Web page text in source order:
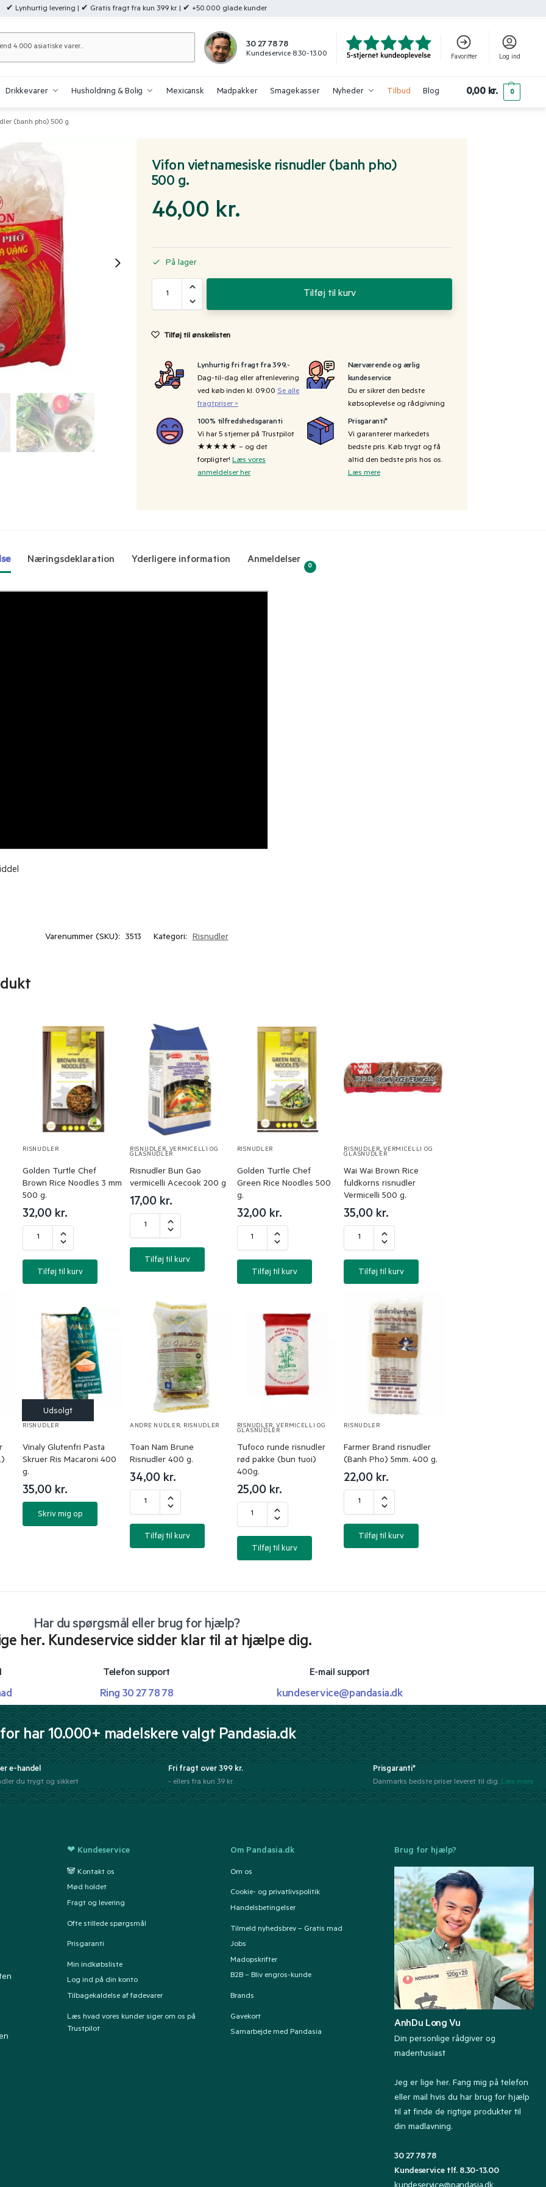
✔ Lynhurtig levering | ✔ Gratis fragt fra kun 399 kr. | ✔ +50.000 glade kunder
30 27 78 78
Kundeservice 8.30-13.00 Favoritter Log ind
Drikkevarer Husholdning & Bolig Mexicansk Madpakker Smagekasser Nyheder Tilbud Blog 0,00 kr. 0
(banh pho) 500 g.
Vifon vietnamesiske risnudler (banh pho)
500 g.
46,00 kr.
På lager
Tilføj til kurv
Tilføj til ønskelisten
Lynhurtig fri fragt fra 399,-
Dag-til-dag eller aftenlevering
ved køb inden kl. 09:00 Se alle
fragtpriser >
Nærværende og ærlig
kundeservice
Du er sikret den bedste
købsoplevelse og rådgivning
100% tilfredshedsgaranti
Vi har 5 stjerner på Trustpilot
★★★★★ – og det
forpligter! Læs vores
anmeldelser her
Prisgaranti*
Vi garanterer markedets
bedste pris. Køb trygt og få
altid den bedste pris hos os.
Læs mere
Næringsdeklaration Yderligere information Anmeldelser
0
Varenummer (SKU): 3513 Kategori: Risnudler
RISNUDLER
Golden Turtle Chef
Brown Rice Noodles 3 mm
500 g.
32,00 kr.
Tilføj til kurv
RISNUDLER, VERMICELLI OG
GLASNUDLER
Risnudler Bun Gao
vermicelli Acecook 200 g
17,00 kr.
Tilføj til kurv
RISNUDLER
Golden Turtle Chef
Green Rice Noodles 500
g.
32,00 kr.
Tilføj til kurv
RISNUDLER,VERMICELLI OG
GLASNUDLER
Wai Wai Brown Rice
fuldkorns risnudler
Vermicelli 500 g.
35,00 kr.
Tilføj til kurv
RISNUDLER
Vinaly Glutenfri Pasta
Skruer Ris Macaroni 400
g.
35,00 kr.
Skriv mig op
ANDRE NUDLER, RISNUDLER
Toan Nam Brune
Risnudler 400 g.
34,00 kr.
Tilføj til kurv
RISNUDLER,VERMICELLI OG
GLASNUDLER
Tufoco runde risnudler
rød pakke (bun tuoi)
400g.
25,00 kr.
Tilføj til kurv
RISNUDLER
Farmer Brand risnudler
(Banh Pho) 5mm. 400 g.
22,00 kr.
Tilføj til kurv
Har du spørgsmål eller brug for hjælp?
her. Kundeservice sidder klar til at hjælpe dig.
Telefon support
Ring 30 27 78 78
E-mail support
kundeservice@pandasia.dk
har 10.000+ madelskere valgt Pandasia.dk
e-handel
du trygt og sikkert
Fri fragt over 399 kr.
- ellers fra kun 39 kr.
Prisgaranti*
Danmarks bedste priser leveret til dig. Læs mere
❤ Kundeservice
🐼 Kontakt os
Mød holdet
Fragt og levering
Ofte stillede spørgsmål
Prisgaranti
Min indkøbsliste
Log ind på din konto
Tilbagekaldelse af fødevarer
Læs hvad vores kunder siger om os på
Trustpilot
Om Pandasia.dk
Om os
Cookie- og privatlivspolitik
Handelsbetingelser
Tilmeld nyhedsbrev – Gratis mad
Jobs
Madopskrifter
B2B – Bliv engros-kunde
Brands
Gavekort
Samarbejde med Pandasia
Brug for hjælp?
AnhDu Long Vu
Din personlige rådgiver og
madentusiast
Jeg er lige her. Fang mig på telefon
eller mail hvis du har brug for hjælp
til at finde de rigtige produkter til
din madlavning.
30 27 78 78
Kundeservice tlf. 8.30-13.00